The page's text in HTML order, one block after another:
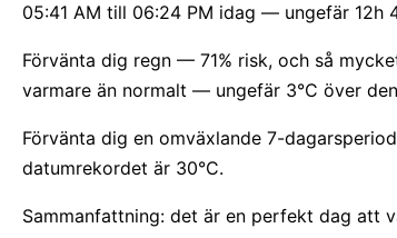
05:41 AM till 06:24 PM idag — ungefär 12h
Förvänta dig regn — 71% risk, och så
varmare än normalt — ungefär 3°C över
Förvänta dig en omväxlande 7-
datumrekordet är 30°C.
Sammanfattning: det är en perfekt dag att